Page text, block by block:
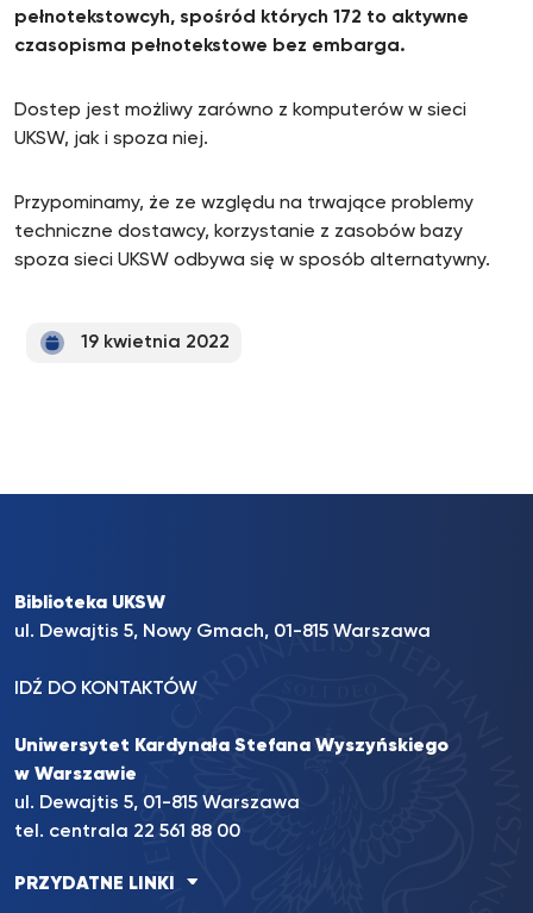
pełnotekstowcyh, spośród których 172 to aktywne
czasopisma pełnotekstowe bez embarga.
Dostep jest możliwy zarówno z komputerów w sieci
UKSW, jak i spoza niej.
Przypominamy, że ze względu na trwające problemy
techniczne dostawcy, korzystanie z zasobów bazy
spoza sieci UKSW odbywa się w sposób alternatywny.
19 kwietnia 2022
Biblioteka UKSW
ul. Dewajtis 5, Nowy Gmach, 01-815 Warszawa
IDŹ DO KONTAKTÓW
Uniwersytet Kardynała Stefana Wyszyńskiego
w Warszawie
ul. Dewajtis 5, 01-815 Warszawa
tel. centrala 22 561 88 00
PRZYDATNE LINKI